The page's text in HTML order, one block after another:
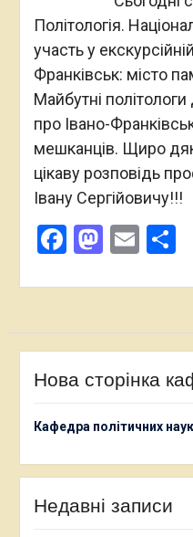
Політологія.
участь у
Франківськ: місто
Майбутні
про Івано-
мешканців. Щиро
цікаву розповідь
Івану Сергійовичу!!!
Facebook
Email
Нова сторінка
Кафедра політичних наук
Недавні записи